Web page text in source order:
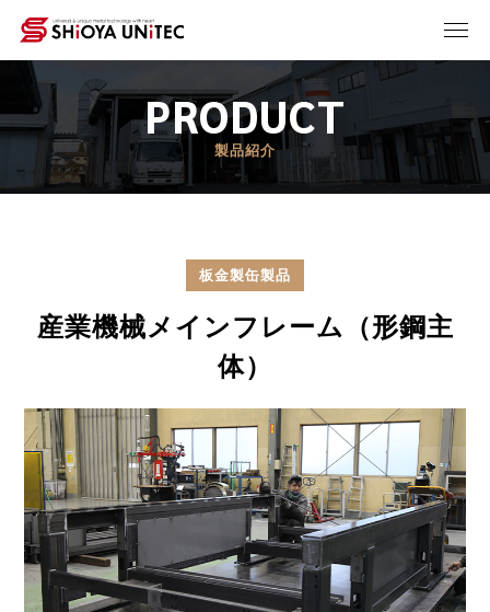
PRODUCT
製品紹介
板金製缶製品
産業機械メインフレーム（形鋼主
体）